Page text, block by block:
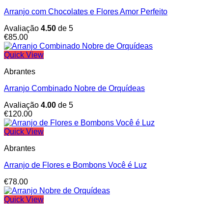
Arranjo com Chocolates e Flores Amor Perfeito
Avaliação 4.50 de 5
€85.00
Quick View
Abrantes
Arranjo Combinado Nobre de Orquídeas
Avaliação 4.00 de 5
€120.00
Quick View
Abrantes
Arranjo de Flores e Bombons Você é Luz
€78.00
Quick View